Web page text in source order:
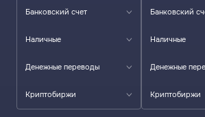
Банковский счет
Наличные
Денежные переводы
Криптобиржи
Банковский
Наличные
Денежные
Криптобиржи